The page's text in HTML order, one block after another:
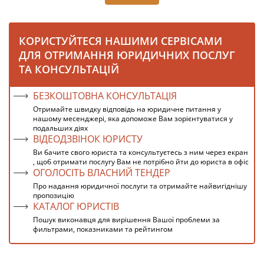
КОРИСТУЙТЕСЯ НАШИМИ СЕРВІСАМИ
ДЛЯ ОТРИМАННЯ ЮРИДИЧНИХ ПОСЛУГ
ТА КОНСУЛЬТАЦІЙ
БЕЗКОШТОВНА КОНСУЛЬТАЦІЯ
Отримайте швидку відповідь на юридичне питання у
нашому месенджері, яка допоможе Вам зорієнтуватися у
подальших діях
ВІДЕОДЗВІНОК ЮРИСТУ
Ви бачите свого юриста та консультуєтесь з ним через екран
, щоб отримати послугу Вам не потрібно йти до юриста в офіс
ОГОЛОСІТЬ ВЛАСНИЙ ТЕНДЕР
Про надання юридичної послуги та отримайте найвигіднішу
пропозицію
КАТАЛОГ ЮРИСТІВ
Пошук виконавця для вирішення Вашої проблеми за
фильтрами, показниками та рейтингом